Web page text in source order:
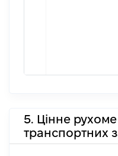
5. Цінне
транспортних